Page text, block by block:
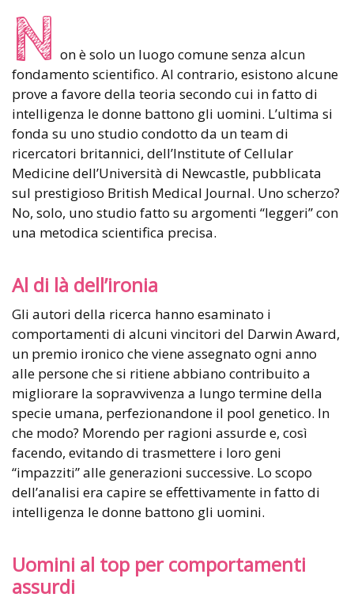
N on è solo un luogo comune senza alcun
fondamento scientifico. Al contrario, esistono alcune
prove a favore della teoria secondo cui in fatto di
intelligenza le donne battono gli uomini. L’ultima si
fonda su uno studio condotto da un team di
ricercatori britannici, dell’Institute of Cellular
Medicine dell’Università di Newcastle, pubblicata
sul prestigioso British Medical Journal. Uno scherzo?
No, solo, uno studio fatto su argomenti “leggeri” con
una metodica scientifica precisa.
Al di là dell’ironia
Gli autori della ricerca hanno esaminato i
comportamenti di alcuni vincitori del Darwin Award,
un premio ironico che viene assegnato ogni anno
alle persone che si ritiene abbiano contribuito a
migliorare la sopravvivenza a lungo termine della
specie umana, perfezionandone il pool genetico. In
che modo? Morendo per ragioni assurde e, così
facendo, evitando di trasmettere i loro geni
“impazziti” alle generazioni successive. Lo scopo
dell’analisi era capire se effettivamente in fatto di
intelligenza le donne battono gli uomini.
Uomini al top per comportamenti
assurdi